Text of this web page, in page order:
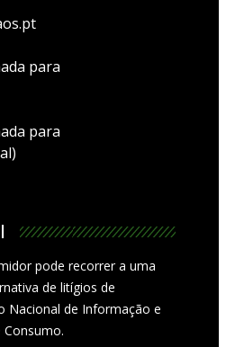
para
para
pode recorrer a uma
de litígios de
Nacional de Informação e